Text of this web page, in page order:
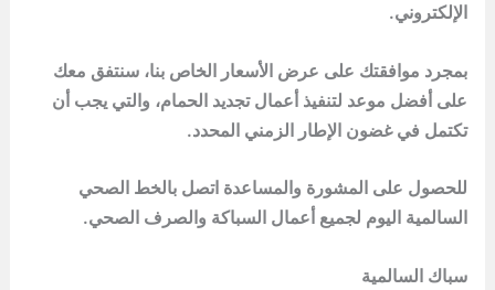
الإلكتروني.
بمجرد موافقتك على عرض الأسعار الخاص بنا، سنتفق معك
على أفضل موعد لتنفيذ أعمال تجديد الحمام، والتي يجب أن
تكتمل في غضون الإطار الزمني المحدد.
للحصول على المشورة والمساعدة اتصل بالخط الصحي
السالمية اليوم لجميع أعمال السباكة والصرف الصحي.
سباك السالمية